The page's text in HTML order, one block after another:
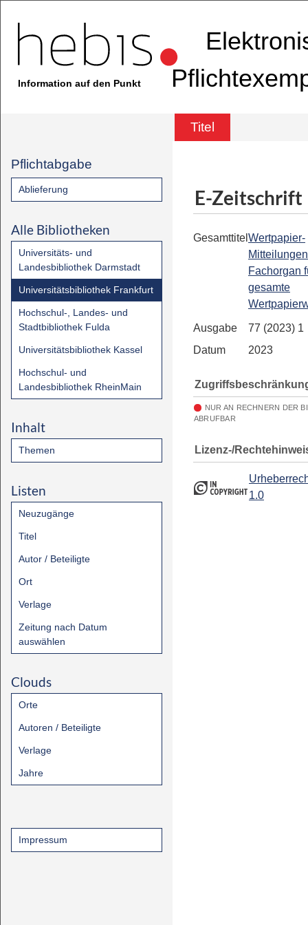
Information auf den Punkt
Titel
Pflichtabgabe
Ablieferung
Alle Bibliotheken
Universitäts- und
Landesbibliothek Darmstadt
Universitätsbibliothek Frankfurt
Hochschul-, Landes- und
Stadtbibliothek Fulda
Universitätsbibliothek Kassel
Hochschul- und
Landesbibliothek RheinMain
Inhalt
Themen
Listen
Neuzugänge
Titel
Autor / Beteiligte
Ort
Verlage
Zeitung nach Datum
auswählen
Clouds
Orte
Autoren / Beteiligte
Verlage
Jahre
Impressum
E-Zeitschrift
Gesamttitel Wertpapier-
Fachorgan
gesamte
Ausgabe
77 (2023) 1
Datum
2023
NUR AN RECHNERN DER
ABRUFBAR
Lizenz-/
1.0